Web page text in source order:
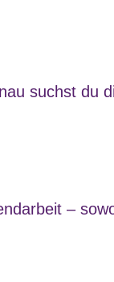
suchst du
–